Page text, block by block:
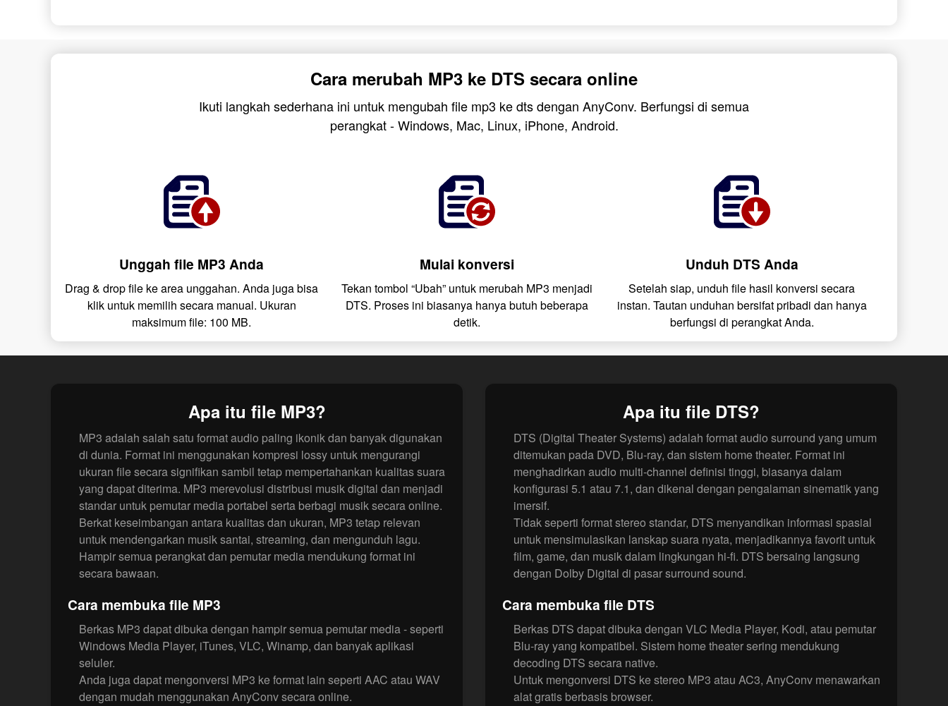
Cara merubah MP3 ke DTS secara online
Ikuti langkah sederhana ini untuk mengubah file mp3 ke dts dengan AnyConv. Berfungsi di semua
perangkat - Windows, Mac, Linux, iPhone, Android.
Unggah file MP3 Anda
Drag & drop file ke area unggahan. Anda juga bisa
klik untuk memilih secara manual. Ukuran
maksimum file: 100 MB.
Mulai konversi
Tekan tombol “Ubah” untuk merubah MP3 menjadi
DTS. Proses ini biasanya hanya butuh beberapa
detik.
Unduh DTS Anda
Setelah siap, unduh file hasil konversi secara
instan. Tautan unduhan bersifat pribadi dan hanya
berfungsi di perangkat Anda.
Apa itu file MP3?
MP3 adalah salah satu format audio paling ikonik dan banyak digunakan
di dunia. Format ini menggunakan kompresi lossy untuk mengurangi
ukuran file secara signifikan sambil tetap mempertahankan kualitas suara
yang dapat diterima. MP3 merevolusi distribusi musik digital dan menjadi
standar untuk pemutar media portabel serta berbagi musik secara online.
Berkat keseimbangan antara kualitas dan ukuran, MP3 tetap relevan
untuk mendengarkan musik santai, streaming, dan mengunduh lagu.
Hampir semua perangkat dan pemutar media mendukung format ini
secara bawaan.
Cara membuka file MP3
Berkas MP3 dapat dibuka dengan hampir semua pemutar media - seperti
Windows Media Player, iTunes, VLC, Winamp, dan banyak aplikasi
seluler.
Anda juga dapat mengonversi MP3 ke format lain seperti AAC atau WAV
dengan mudah menggunakan AnyConv secara online.
Apa itu file DTS?
DTS (Digital Theater Systems) adalah format audio surround yang umum
ditemukan pada DVD, Blu-ray, dan sistem home theater. Format ini
menghadirkan audio multi-channel definisi tinggi, biasanya dalam
konfigurasi 5.1 atau 7.1, dan dikenal dengan pengalaman sinematik yang
imersif.
Tidak seperti format stereo standar, DTS menyandikan informasi spasial
untuk mensimulasikan lanskap suara nyata, menjadikannya favorit untuk
film, game, dan musik dalam lingkungan hi-fi. DTS bersaing langsung
dengan Dolby Digital di pasar surround sound.
Cara membuka file DTS
Berkas DTS dapat dibuka dengan VLC Media Player, Kodi, atau pemutar
Blu-ray yang kompatibel. Sistem home theater sering mendukung
decoding DTS secara native.
Untuk mengonversi DTS ke stereo MP3 atau AC3, AnyConv menawarkan
alat gratis berbasis browser.